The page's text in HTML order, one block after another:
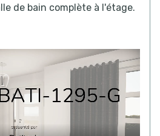
de bain complète à l'étage.